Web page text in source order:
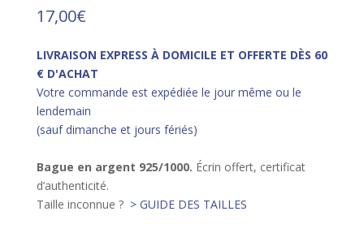
17,00€
LIVRAISON EXPRESS À DOMICILE ET OFFERTE DÈS 60
€ D'ACHAT
Votre commande est expédiée le jour même ou le
lendemain
(sauf dimanche et jours fériés)
Bague en argent 925/1000. Écrin offert, certificat
d’authenticité.
Taille inconnue ? > GUIDE DES TAILLES